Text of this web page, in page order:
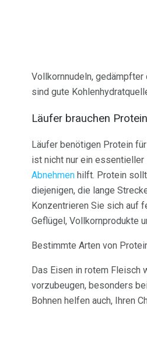
Vollkornnudeln,
sind gute
Läufer brauchen Protein
Läufer benötigen Protein
ist nicht nur ein
Abnehmen hilft. Protein
diejenigen, die lange
Konzentrieren Sie sich auf
Geflügel, Vollkornprodukte
Bestimmte Arten von
Das Eisen in rotem Fleisch
vorzubeugen, besonders
Bohnen helfen auch, Ihren